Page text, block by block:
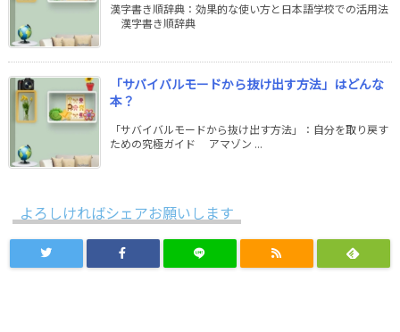
漢字書き順辞典：効果的な使い方と日本語学校での活用法
漢字書き順辞典
「サバイバルモードから抜け出す方法」はどんな
本？
「サバイバルモードから抜け出す方法」：自分を取り戻す
ための究極ガイド アマゾン ...
よろしければシェアお願いします